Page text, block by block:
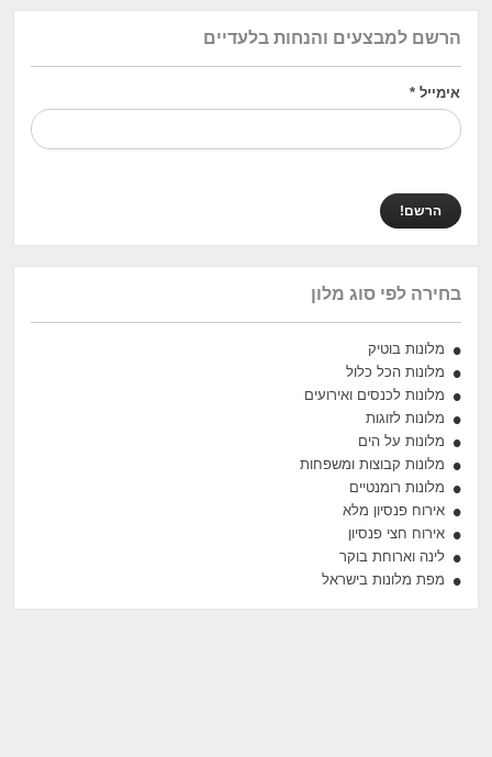
הרשם למבצעים והנחות בלעדיים
אימייל*
בחירה לפי סוג מלון
מלונות בוטיק
מלונות הכל כלול
מלונות לכנסים ואירועים
מלונות לזוגות
מלונות על הים
מלונות קבוצות ומשפחות
מלונות רומנטיים
אירוח פנסיון מלא
אירוח חצי פנסיון
לינה וארוחת בוקר
מפת מלונות בישראל